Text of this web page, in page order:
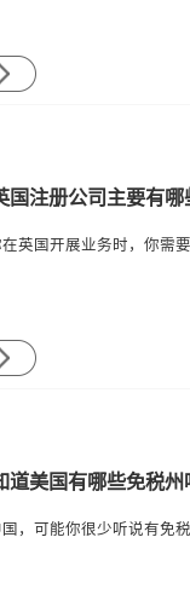
国注册公司主要有
道美国有哪些免税州